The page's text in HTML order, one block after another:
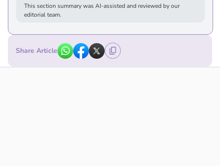
This section summary was AI-assisted and reviewed by our
editorial team.
Share Article